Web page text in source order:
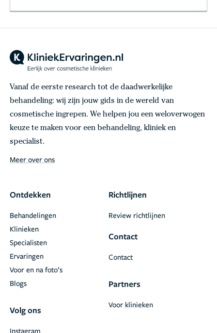
Vanaf de eerste research tot de daadwerkelijke
behandeling: wij zijn jouw gids in de wereld van
cosmetische ingrepen. We helpen jou een weloverwogen
keuze te maken voor een behandeling, kliniek en
specialist.
Meer over ons
Ontdekken
Behandelingen
Klinieken
Specialisten
Ervaringen
Voor en na foto’s
Blogs
Volg ons
Instagram
Richtlijnen
Review richtlijnen
Contact
Contact
Partners
Voor klinieken